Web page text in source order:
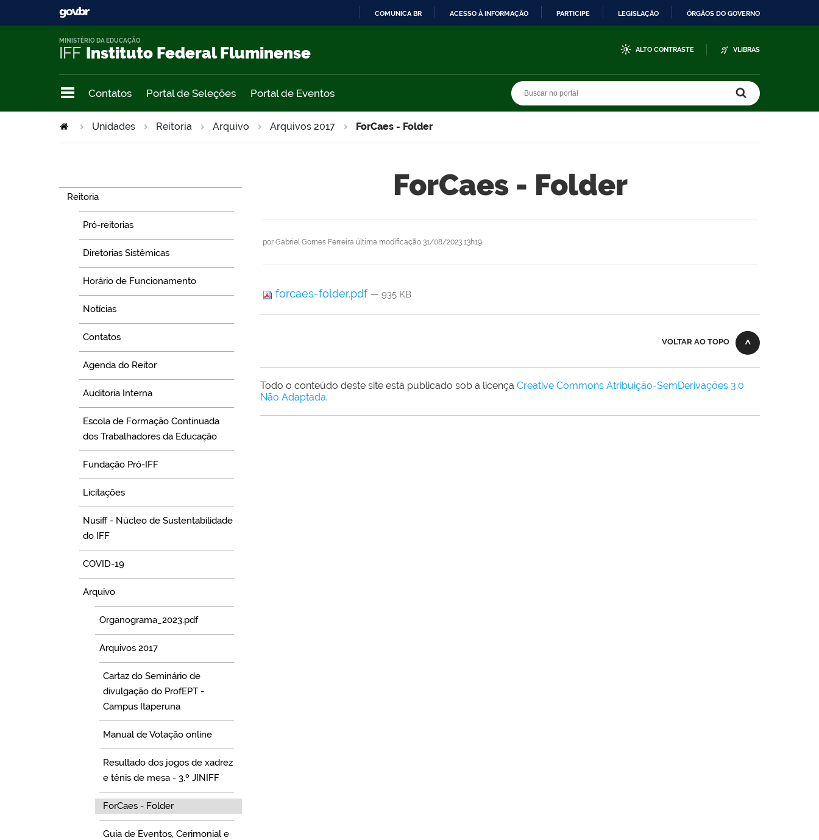
COMUNICA BR ACESSO À INFORMAÇÃO PARTICIPE LEGISLAÇÃO ÓRGÃOS DO GOVERNO
IFF Instituto Federal Fluminense
MINISTÉRIO DA EDUCAÇÃO
ALTO CONTRASTE VLIBRAS
Contatos Portal de Seleções Portal de Eventos
Unidades Reitoria Arquivo Arquivos 2017 ForCaes - Folder
Reitoria
Pró-reitorias
Diretorias Sistêmicas
Horário de Funcionamento
Notícias
Contatos
Agenda do Reitor
Auditoria Interna
Escola de Formação Continuada
dos Trabalhadores da Educação
Fundação Pró-IFF
Licitações
Nusiff - Núcleo de Sustentabilidade
do IFF
COVID-19
Arquivo
Organograma_2023.pdf
Arquivos 2017
Cartaz do Seminário de
divulgação do ProfEPT -
Campus Itaperuna
Manual de Votação online
Resultado dos jogos de xadrez
e tênis de mesa - 3.º JINIFF
ForCaes - Folder
Guia de Eventos, Cerimonial e
ForCaes - Folder
por Gabriel Gomes Ferreira última modificação 31/08/2023 13h19
forcaes-folder.pdf — 935 KB
VOLTAR AO TOPO
Todo o conteúdo deste site está publicado sob a licença Creative Commons Atribuição-SemDerivações 3.0
Não Adaptada.